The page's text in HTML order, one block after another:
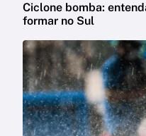
Ciclone bomba:
formar no Sul